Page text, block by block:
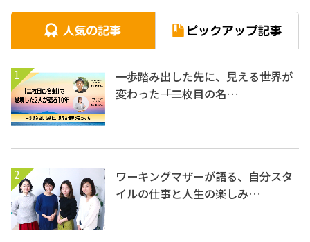
1
一歩踏み出した先に、見える世界が
変わった――「二枚目の名…
2
ワーキングマザーが語る、自分スタ
イルの仕事と人生の楽しみ…